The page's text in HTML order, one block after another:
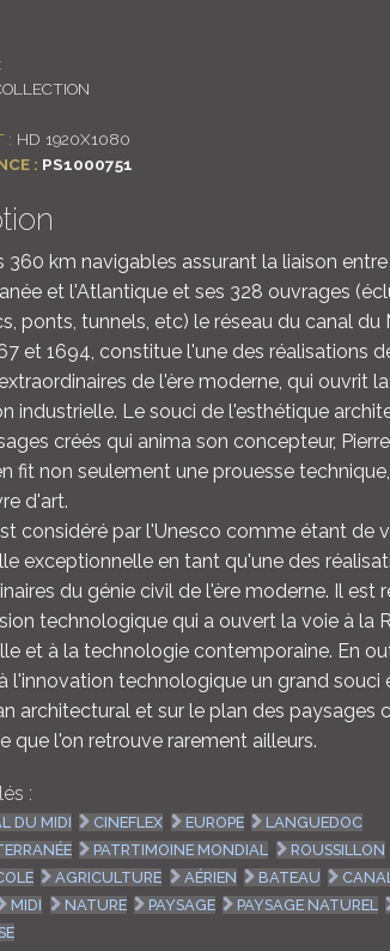
: HD 1920X1080
: PS1000751
360 km navigables assurant la liaison
et l'Atlantique et ses 328 ouvrages
ponts, tunnels, etc) le réseau du canal du
et 1694, constitue l'une des réalisations
de l'ère moderne, qui ouvrit
industrielle. Le souci de l'esthétique
créés qui anima son concepteur,
fit non seulement une prouesse
d'art.
considéré par l'Unesco comme étant de
exceptionnelle en tant qu'une des
du génie civil de l'ère moderne. Il est
technologique qui a ouvert la voie à la
et à la technologie contemporaine. En
l'innovation technologique un grand souci
architectural et sur le plan des paysages
que l'on retrouve rarement ailleurs.
:
DU MIDI CINEFLEX EUROPE
LANGUEDOC
PATRTIMOINE MONDIAL ROUSSILLON
AGRICULTURE AÉRIEN BATEAU
MIDI NATURE PAYSAGE PAYSAGE NATUREL